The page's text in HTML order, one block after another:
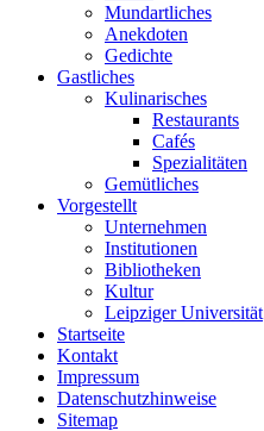
Mundartliches
Anekdoten
Gedichte
Gastliches
Kulinarisches
Restaurants
Cafés
Spezialitäten
Gemütliches
Vorgestellt
Unternehmen
Institutionen
Bibliotheken
Kultur
Leipziger Universität
Startseite
Kontakt
Impressum
Datenschutzhinweise
Sitemap